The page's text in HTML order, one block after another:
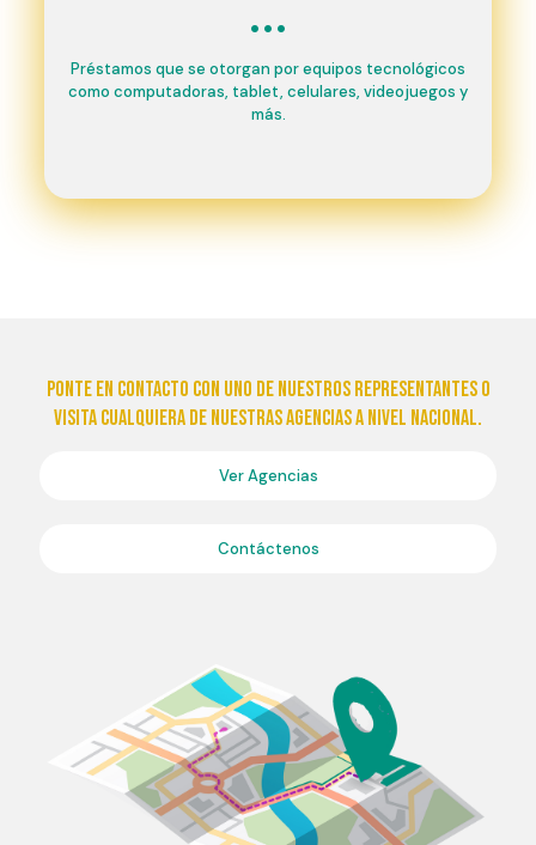
Préstamos que se otorgan por equipos tecnológicos
como computadoras, tablet, celulares, videojuegos y
más.
Ponte en contacto con uno de nuestros representantes o
visita cualquiera de nuestras agencias a nivel nacional.
Ver Agencias
Contáctenos